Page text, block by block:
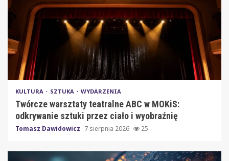
KULTURA SZTUKA WYDARZENIA
Twórcze warsztaty teatralne ABC w MOKiS:
odkrywanie sztuki przez ciało i wyobraźnię
Tomasz Dawidowicz 7 sierpnia 2026 25